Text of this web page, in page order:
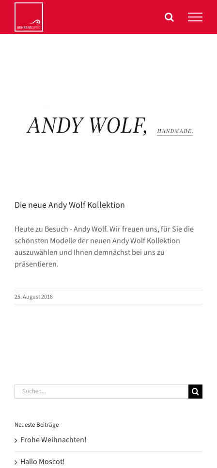
springen
Die neue Andy Wolf Kollektion
Heute zu Besuch - Andy Wolf. Wir freuen uns, für Sie die
schönsten Modelle der neuen Andy Wolf Kollektion
auszuwählen und Ihnen demnächst bei uns zu
präsentieren.
25. August 2018
Suche
nach:
Neueste Beiträge
Frohe Weihnachten!
Hallo Moscot!